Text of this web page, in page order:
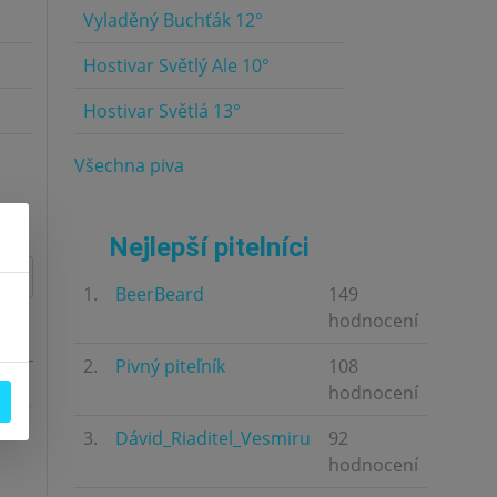
Vyladěný Buchťák 12°
Hostivar Světlý Ale 10°
Hostivar Světlá 13°
Všechna piva
Nejlepší pitelníci
1. BeerBeard
149
hodnocení
2.
Pivný piteľník
108
hodnocení
3.
Dávid_Riaditel_Vesmiru
92
hodnocení